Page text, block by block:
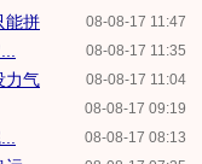
08-08-17 11:47
能拼
08-08-17 11:35
08-08-17 11:04
力气
08-08-17 09:19
08-08-17 08:13